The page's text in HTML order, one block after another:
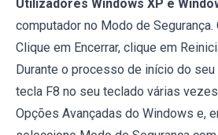
Utilizadores Windows XP e
computador no Modo de Segurança.
Clique em Encerrar, clique em
Durante o processo de início do seu
tecla F8 no seu teclado várias
Opções Avançadas do Windows e,